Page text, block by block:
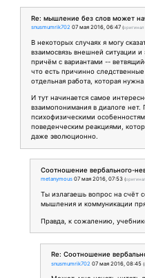
Re: мышление без слов может
snusmumrik702 07 мая 2016, 06:47 (
В некоторых случаях я могу
взаимосвязь внешней ситуации
причём с вариантами --
что есть причинно
отдельная работа, которая нужна
И тут начинается самое
взаимопонимания в диалоге
психофизическими
поведенческим реакциями,
даже эволюционно.
Соотношение вербального-
metanymous 07 мая 2016, 07:53 (
Ты излагаешь вопрос на счёт
мышления и коммуникации
Правда, к сожалению,
Re: Соотношение
snusmumrik702 07 мая 2016, 08:45 (